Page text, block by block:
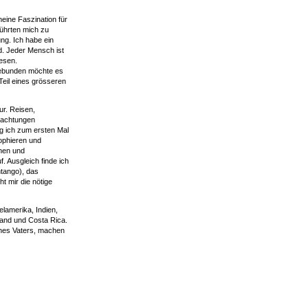
Faszination für
mich zu
Ich habe ein
Jeder Mensch ist
möchte es
eines grösseren
Reisen,
ich zum ersten Mal
und
und
Ausgleich finde ich
das
mir die nötige
Indien,
und Costa Rica.
Vaters, machen